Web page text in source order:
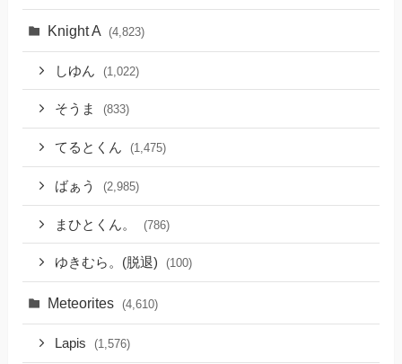
Knight A (4,823)
しゆん (1,022)
そうま (833)
てるとくん (1,475)
ばぁう (2,985)
まひとくん。 (786)
ゆきむら。(脱退) (100)
Meteorites (4,610)
Lapis (1,576)